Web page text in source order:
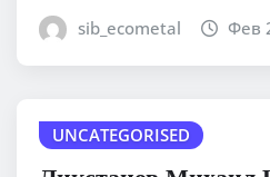
sib_ecometal Фев
UNCATEGORISED